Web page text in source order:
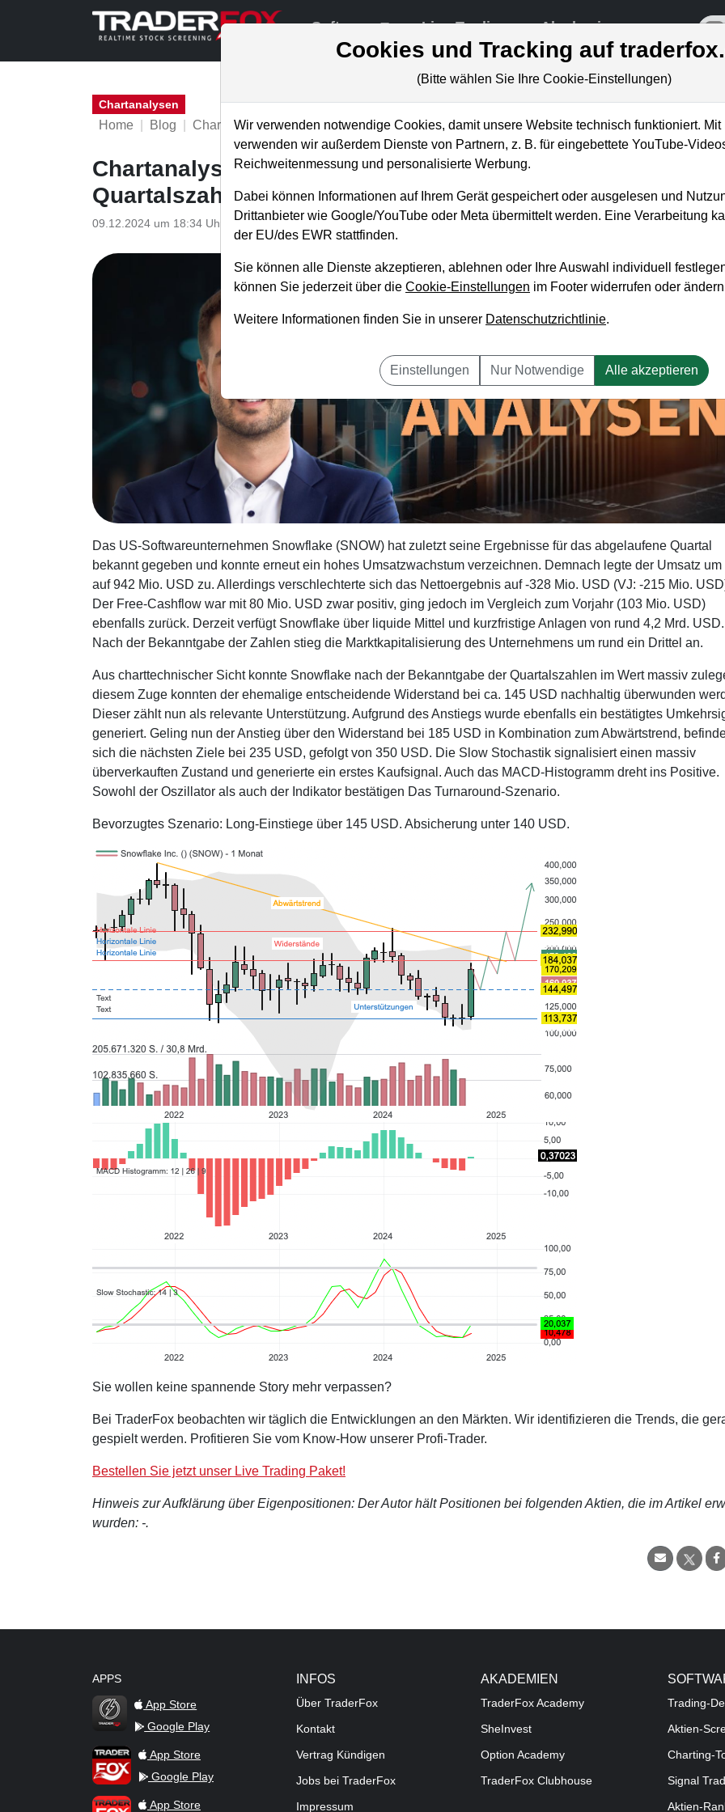
Software Live-Trading Akademie
Chartanalysen
Home Blog Chartanalysen
Chartanalyse Snowflake: Aktie explodiert nach
Quartalszahlen! Ist das der Turnaround?
09.12.2024 um 18:34 Uhr P. Uhlschmied
Das US-Softwareunternehmen Snowflake (SNOW) hat zuletzt seine Ergebnisse für das abgelaufene Quartal
bekannt gegeben und konnte erneut ein hohes Umsatzwachstum verzeichnen. Demnach legte der Umsatz um
auf 942 Mio. USD zu. Allerdings verschlechterte sich das Nettoergebnis auf -328 Mio. USD (VJ: -215 Mio.
Der Free-Cashflow war mit 80 Mio. USD zwar positiv, ging jedoch im Vergleich zum Vorjahr (103 Mio. USD)
ebenfalls zurück. Derzeit verfügt Snowflake über liquide Mittel und kurzfristige Anlagen von rund 4,2 Mrd. USD.
Nach der Bekanntgabe der Zahlen stieg die Marktkapitalisierung des Unternehmens um rund ein Drittel an.
Aus charttechnischer Sicht konnte Snowflake nach der Bekanntgabe der Quartalszahlen im Wert massiv
diesem Zuge konnten der ehemalige entscheidende Widerstand bei ca. 145 USD nachhaltig überwunden
Dieser zählt nun als relevante Unterstützung. Aufgrund des Anstiegs wurde ebenfalls ein bestätigtes
generiert. Geling nun der Anstieg über den Widerstand bei 185 USD in Kombination zum Abwärtstrend,
sich die nächsten Ziele bei 235 USD, gefolgt von 350 USD. Die Slow Stochastik signalisiert einen massiv
überverkauften Zustand und generierte ein erstes Kaufsignal. Auch das MACD-Histogramm dreht ins Positive.
Sowohl der Oszillator als auch der Indikator bestätigen Das Turnaround-Szenario.
Bevorzugtes Szenario: Long-Einstiege über 145 USD. Absicherung unter 140 USD.
Sie wollen keine spannende Story mehr verpassen?
Bei TraderFox beobachten wir täglich die Entwicklungen an den Märkten. Wir identifizieren die Trends, die
gespielt werden. Profitieren Sie vom Know-How unserer Profi-Trader.
Bestellen Sie jetzt unser Live Trading Paket!
Hinweis zur Aufklärung über Eigenpositionen: Der Autor hält Positionen bei folgenden Aktien, die im Artikel
wurden: -.
APPS
App Store
Google Play
TraderFox AppApp Store
Google Play
TraderFox ProApp Store
INFOS
Über TraderFox
Kontakt
Vertrag Kündigen
Jobs bei TraderFox
Impressum
AKADEMIEN
TraderFox Academy
SheInvest
Option Academy
TraderFox Clubhouse
Trading-
Aktien-
Charting-
Signal
Aktien-
Cookies und Tracking auf
(Bitte wählen Sie Ihre Cookie-Einstellungen)
Wir verwenden notwendige Cookies, damit unsere Website technisch funktioniert.
verwenden wir außerdem Dienste von Partnern, z. B. für eingebettete YouTube-
Reichweitenmessung und personalisierte Werbung.
Dabei können Informationen auf Ihrem Gerät gespeichert oder ausgelesen und
Drittanbieter wie Google/YouTube oder Meta übermittelt werden. Eine Verarbeitung
der EU/des EWR stattfinden.
Sie können alle Dienste akzeptieren, ablehnen oder Ihre Auswahl individuell
können Sie jederzeit über die Cookie-Einstellungen im Footer widerrufen oder
Weitere Informationen finden Sie in unserer Datenschutzrichtlinie.
Einstellungen Nur Notwendige Alle akzeptieren